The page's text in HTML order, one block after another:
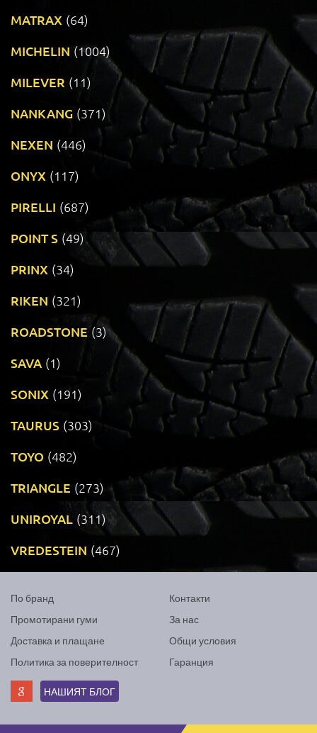
MATRAX (64)
MICHELIN (1004)
MILEVER (11)
NANKANG (371)
NEXEN (446)
ONYX (117)
PIRELLI (687)
POINT S (49)
PRINX (34)
RIKEN (321)
ROADSTONE (3)
SAVA (1)
SONIX (191)
TAURUS (303)
TOYO (482)
TRIANGLE (273)
UNIROYAL (311)
VREDESTEIN (467)
По бранд
Промотирани гуми
Доставка и плащане
Политика за поверителност
Контакти
За нас
Общи условия
Гаранция
НАШИЯТ БЛОГ